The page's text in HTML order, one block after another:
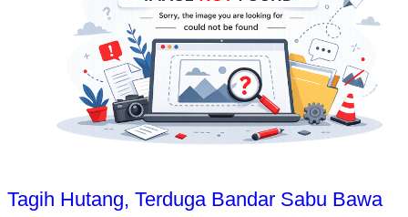
Tagih Hutang, Terduga Bandar Sabu Bawa